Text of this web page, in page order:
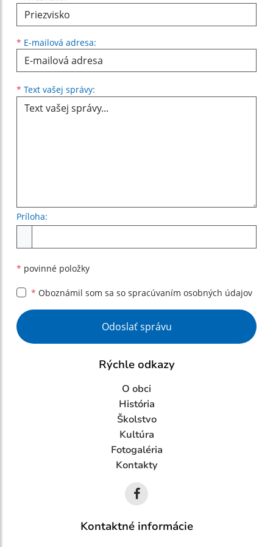
* E-mailová adresa:
* Text vašej správy:
Príloha:
* povinné položky
* Oboznámil som sa so spracúvaním osobných údajov
Google reCaptcha Response
Odoslať správu
Rýchle odkazy
O obci
História
Školstvo
Kultúra
Fotogaléria
Kontakty
Kontaktné informácie